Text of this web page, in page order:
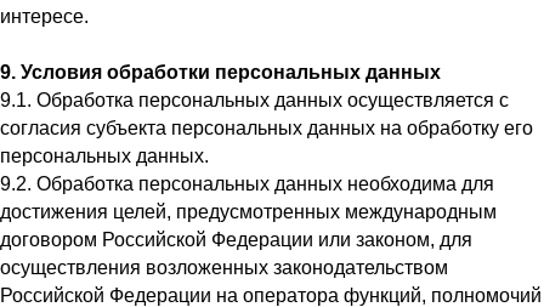
интересе.
9. Условия обработки персональных данных
9.1. Обработка персональных данных осуществляется с
согласия субъекта персональных данных на обработку его
персональных данных.
9.2. Обработка персональных данных необходима для
достижения целей, предусмотренных международным
договором Российской Федерации или законом, для
осуществления возложенных законодательством
Российской Федерации на оператора функций, полномочий